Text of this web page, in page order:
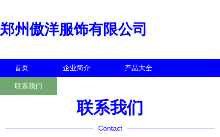
郑州傲洋服饰有限公司
首页 企业简介 产品大全
联系我们
联系我们
Contact